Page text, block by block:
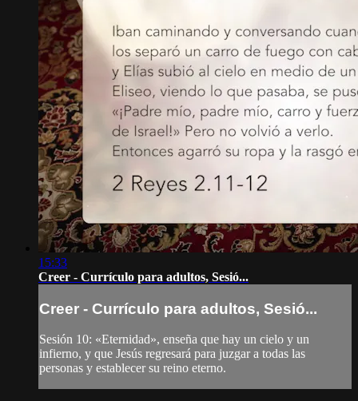
15:33
Creer - Currículo para adultos, Sesió...
Creer - Currículo para adultos, Sesió...
Sesión 10: «Eternidad», enseña que hay un cielo y un
infierno, y que Jesús regresará para juzgar a todas las
personas y establecer su reino eterno.